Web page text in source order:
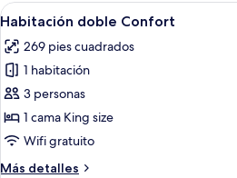
Abrir
todas
las
fotos
de
Habitación
doble
Un
5
Habitación doble Confort
269 pies cuadrados
1 habitación
3 personas
1 cama King size
Wifi gratuito
Más detalles
Más